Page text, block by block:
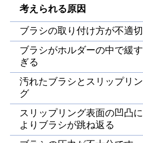
考えられる原因
ブラシの取り付け方が不適切
ブラシがホルダーの中で緩す
ぎる
汚れたブラシとスリップリン
グ
スリップリング表面の凹凸に
よりブラシが跳ね返る